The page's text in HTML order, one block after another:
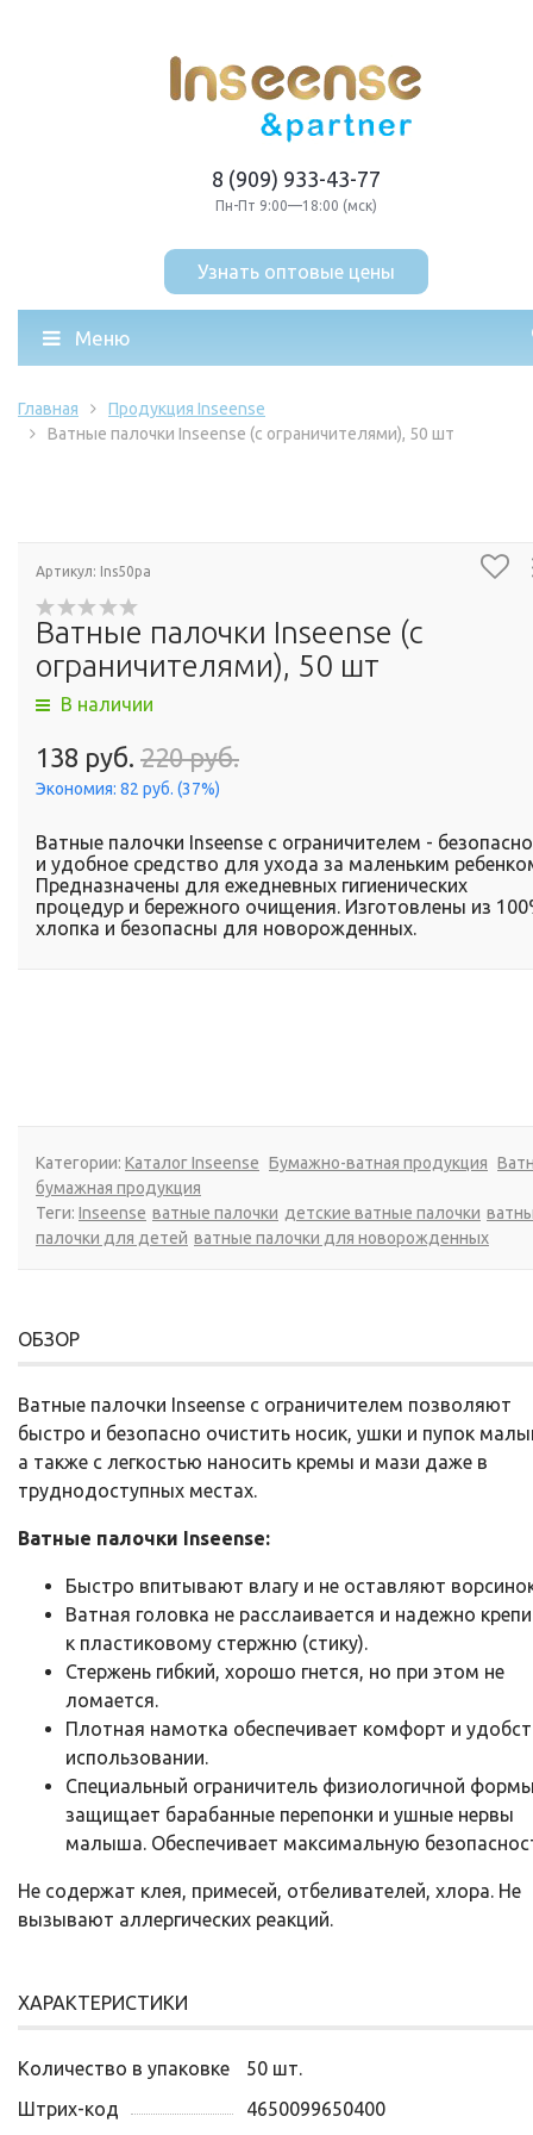
8 (909) 933-43-77
Пн-Пт 9:00—18:00 (мск)
Меню
Главная
Продукция Inseense
Ватные палочки Inseense (с ограничителями), 50 шт
Артикул: Ins50pa
Ватные палочки Inseense (с
ограничителями), 50 шт
В наличии
138 руб. 220 руб.
Экономия: 82 руб. (37%)
Ватные палочки Inseense с ограничителем -
и удобное средство для ухода за маленьким
Предназначены для ежедневных гигиенических
процедур и бережного очищения. Изготовлены из
хлопка и безопасны для новорожденных.
Категории: Каталог Inseense Бумажно-ватная продукция
бумажная продукция
Теги: Inseense ватные палочки детские ватные палочки
палочки для детей ватные палочки для новорожденных
ОБЗОР
Ватные палочки Inseense с ограничителем позволяют
быстро и безопасно очистить носик, ушки и пупок
а также с легкостью наносить кремы и мази даже в
труднодоступных местах.
Ватные палочки Inseense:
Быстро впитывают влагу и не оставляют
Ватная головка не расслаивается и надежно
к пластиковому стержню (стику).
Стержень гибкий, хорошо гнется, но при этом не
ломается.
Плотная намотка обеспечивает комфорт и
использовании.
Специальный ограничитель физиологичной
защищает барабанные перепонки и ушные нервы
малыша. Обеспечивает максимальную
Не содержат клея, примесей, отбеливателей, хлора. Не
вызывают аллергических реакций.
ХАРАКТЕРИСТИКИ
Количество в упаковке
50 шт.
Штрих-код
4650099650400